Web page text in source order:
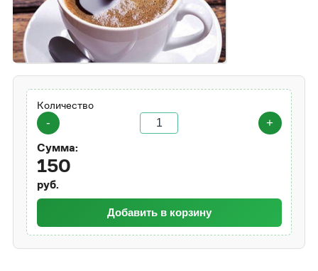
Количество
-
+
Сумма:
150
руб.
Добавить в корзину